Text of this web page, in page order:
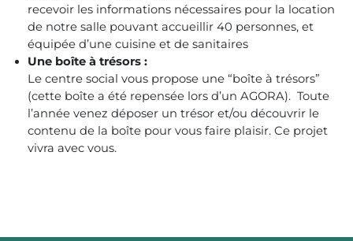
recevoir les informations nécessaires pour la location
de notre salle pouvant accueillir 40 personnes, et
équipée d’une cuisine et de sanitaires
Une boîte à trésors :
Le centre social vous propose une “boîte à trésors”
(cette boîte a été repensée lors d’un AGORA). Toute
l’année venez déposer un trésor et/ou découvrir le
contenu de la boîte pour vous faire plaisir. Ce projet
vivra avec vous.